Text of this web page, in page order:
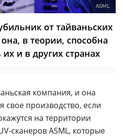
ASML
от тайваньских
в теории, способна
и в других странах
компания, и она
свое производство, если
на территории
сканеров ASML, которые